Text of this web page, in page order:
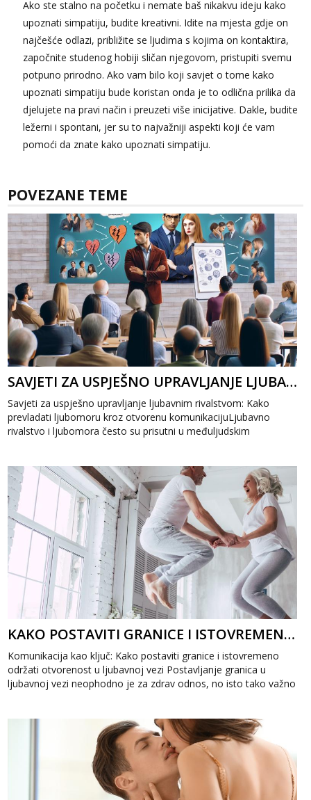
Ako ste stalno na početku i nemate baš nikakvu ideju kako
upoznati simpatiju, budite kreativni. Idite na mjesta gdje on
najčešće odlazi, približite se ljudima s kojima on kontaktira,
započnite studenog hobiji sličan njegovom, pristupiti svemu
potpuno prirodno. Ako vam bilo koji savjet o tome kako
upoznati simpatiju bude koristan onda je to odlična prilika da
djelujete na pravi način i preuzeti više inicijative. Dakle, budite
ležerni i spontani, jer su to najvažniji aspekti koji će vam
pomoći da znate kako upoznati simpatiju.
POVEZANE TEME
SAVJETI ZA USPJEŠNO UPRAVLJANJE LJUBAVNIM RIVALSTVOM: KAKO PREVLADATI LJUBOMORU
Savjeti za uspješno upravljanje ljubavnim rivalstvom: Kako
prevladati ljubomoru kroz otvorenu komunikacijuLjubavno
rivalstvo i ljubomora često su prisutni u međuljudskim
KAKO POSTAVITI GRANICE I ISTOVREMENO ODRŽATI OTVORENOST U LJUBAVNOJ VEZI
Komunikacija kao ključ: Kako postaviti granice i istovremeno
održati otvorenost u ljubavnoj vezi Postavljanje granica u
ljubavnoj vezi neophodno je za zdrav odnos, no isto tako važno